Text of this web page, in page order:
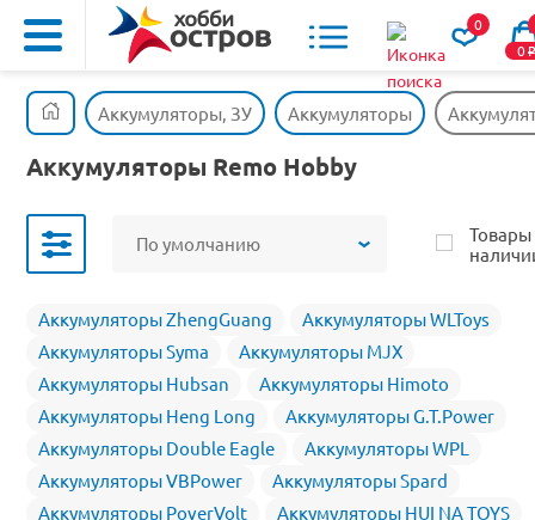
0
0o
Аккумуляторы, ЗУ Аккумуляторы
Аккумуляторы Remo Hobby
По умолчанию
Товары
Аккумуляторы ZhengGuang
Аккумуляторы WLToys
Аккумуляторы Syma
Аккумуляторы MJX
Аккумуляторы Hubsan
Аккумуляторы Himoto
Аккумуляторы Heng Long
Аккумуляторы G.T.Power
Аккумуляторы Double Eagle
Аккумуляторы WPL
Аккумуляторы VBPower
Аккумуляторы Spard
Аккумуляторы PoverVolt
Аккумуляторы HUI NA TOYS